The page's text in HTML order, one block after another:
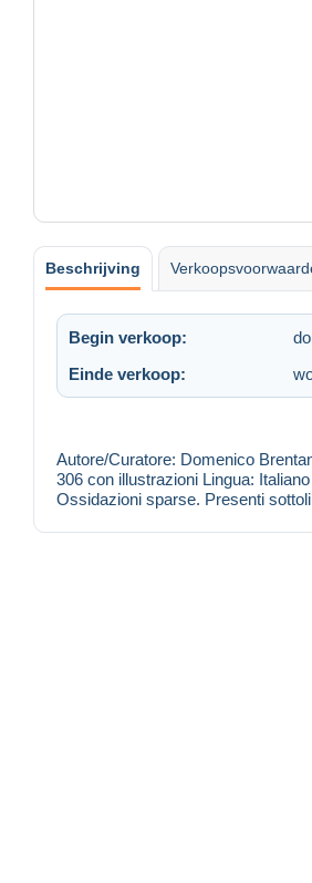
Beschrijving
Begin verkoop:
Einde verkoop:
Autore/Curatore: Domenico
306 con illustrazioni Lingua:
Ossidazioni sparse. Presenti